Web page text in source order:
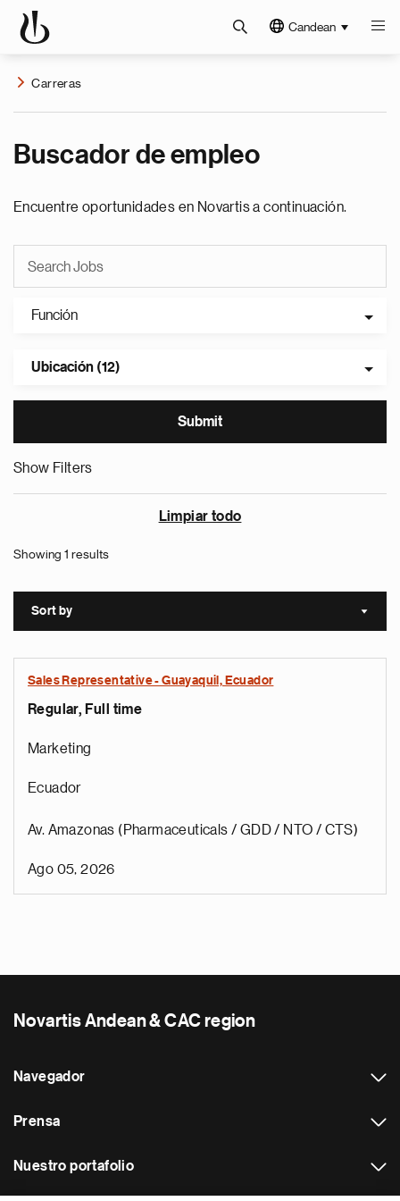
Candean
Carreras
Buscador de empleo
Encuentre oportunidades en Novartis a continuación.
Función
Ubicación (12)
Show Filters
Limpiar todo
Showing 1 results
Sort by Sort
Sales Representative - Guayaquil, Ecuador
Regular, Full time
Marketing
Ecuador
Av. Amazonas (Pharmaceuticals / GDD / NTO / CTS)
Ago 05, 2026
Novartis Andean & CAC region
Navegador
Prensa
Nuestro portafolio